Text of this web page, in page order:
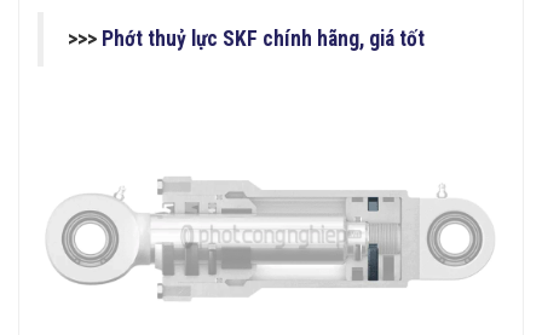
>>> Phớt thuỷ lực SKF chính hãng, giá tốt